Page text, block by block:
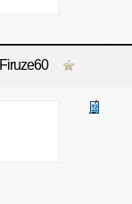
Firuze60